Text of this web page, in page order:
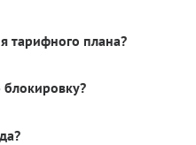
тарифного плана?